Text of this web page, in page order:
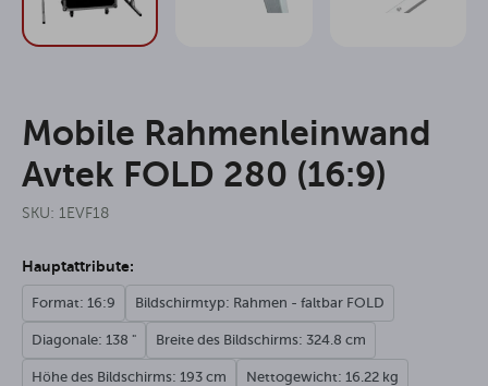
Mobile Rahmenleinwand
Avtek FOLD 280 (16:9)
SKU: 1EVF18
Hauptattribute:
Format: 16:9 Bildschirmtyp: Rahmen - faltbar FOLD
Diagonale: 138 " Breite des Bildschirms: 324.8 cm
Höhe des Bildschirms: 193 cm Nettogewicht: 16.22 kg